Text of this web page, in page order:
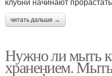
читать дальше →
Нужно ли мыть
хранением.